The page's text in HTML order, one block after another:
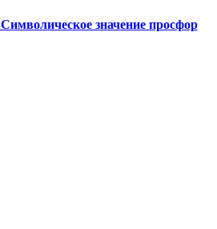
Символическое значение просфор